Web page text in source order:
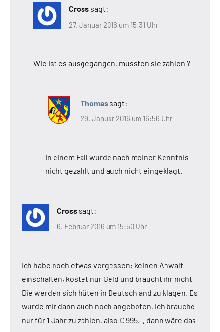
Cross sagt:
27. Januar 2016 um 15:31 Uhr
Wie ist es ausgegangen, mussten sie zahlen ?
Thomas sagt:
29. Januar 2016 um 16:56 Uhr
In einem Fall wurde nach meiner Kenntnis
nicht gezahlt und auch nicht eingeklagt.
Cross sagt:
6. Februar 2016 um 15:50 Uhr
Ich habe noch etwas vergessen: keinen Anwalt
einschalten, kostet nur Geld und braucht ihr nicht.
Die werden sich hüten in Deutschland zu klagen. Es
wurde mir dann auch noch angeboten, ich brauche
nur für 1 Jahr zu zahlen, also € 995,–, dann wäre das